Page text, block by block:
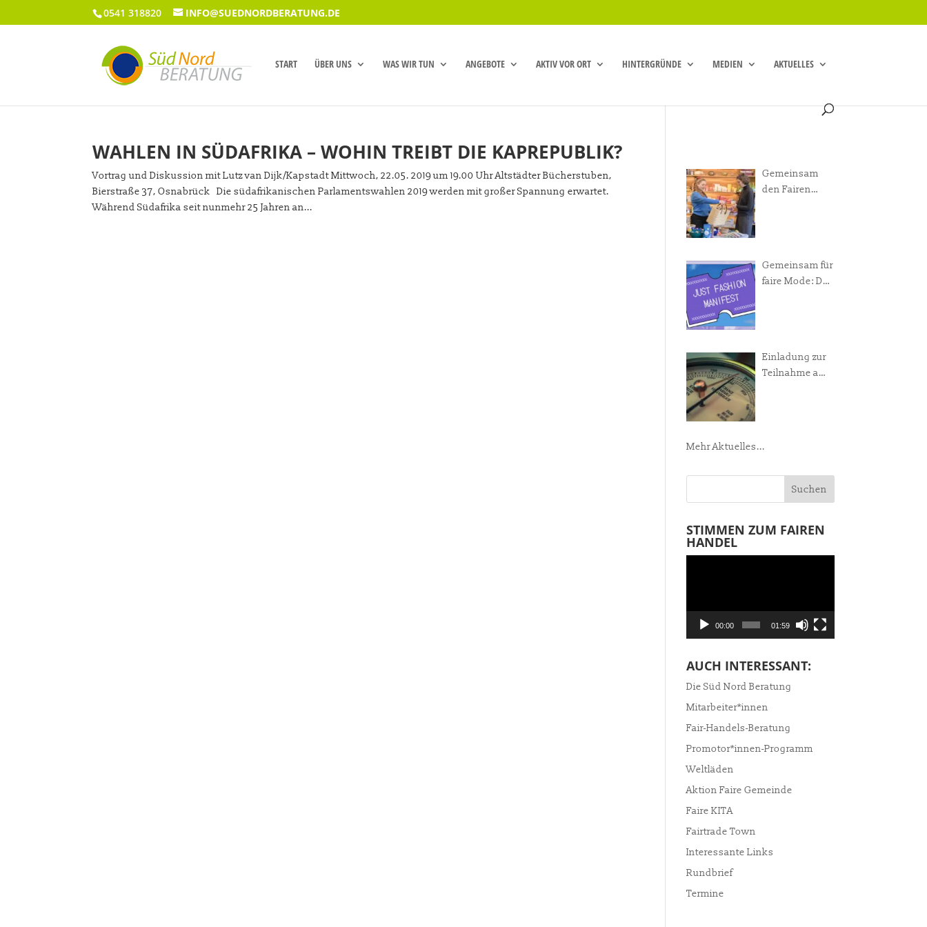
0541 318820 INFO@SUEDNORDBERATUNG.DE
START ÜBER UNS WAS WIR TUN ANGEBOTE AKTIV VOR ORT HINTERGRÜNDE MEDIEN AKTUELLES
WAHLEN IN SÜDAFRIKA – WOHIN TREIBT DIE KAPREPUBLIK?
Vortrag und Diskussion mit Lutz van Dijk/Kapstadt Mittwoch, 22.05. 2019 um 19.00 Uhr Altstädter Bücherstuben,
Bierstraße 37, Osnabrück Die südafrikanischen Parlamentswahlen 2019 werden mit großer Spannung erwartet.
Während Südafrika seit nunmehr 25 Jahren an...
Gemeinsam
den Fairen
Gemeinsam für
faire Mode: Das
Einladung zur
Teilnahme am
Mehr Aktuelles...
STIMMEN ZUM FAIREN
HANDEL
00:00 01:59
AUCH INTERESSANT:
Die Süd Nord Beratung
Mitarbeiter*innen
Fair-Handels-Beratung
Promotor*innen-Programm
Weltläden
Aktion Faire Gemeinde
Faire KITA
Fairtrade Town
Interessante Links
Rundbrief
Termine